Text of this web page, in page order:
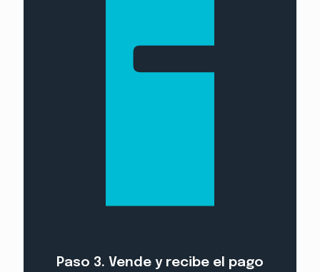
Paso 3. Vende y recibe el pago